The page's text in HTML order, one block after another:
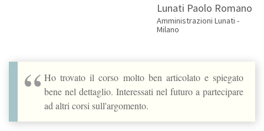
Lunati Paolo Romano
Amministrazioni Lunati -
Milano
Ho trovato il corso molto ben articolato e spiegato
bene nel dettaglio. Interessati nel futuro a partecipare
ad altri corsi sull'argomento.